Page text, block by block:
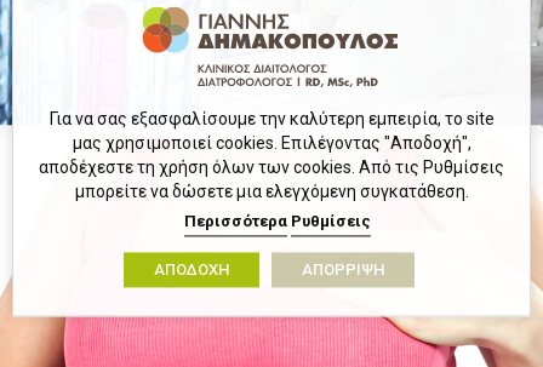
Για να σας εξασφαλίσουμε την καλύτερη εμπειρία, το site
μας χρησιμοποιεί cookies. Επιλέγοντας "Αποδοχή",
αποδέχεστε τη χρήση όλων των cookies. Από τις Ρυθμίσεις
μπορείτε να δώσετε μια ελεγχόμενη συγκατάθεση.
Περισσότερα Ρυθμίσεις
ΑΠΟΔΟΧΗ ΑΠΟΡΡΙΨΗ